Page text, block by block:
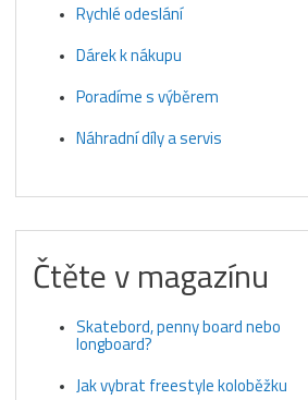
Rychlé odeslání
Dárek k nákupu
Poradíme s výběrem
Náhradní díly a servis
Čtěte v magazínu
Skatebord, penny board nebo
longboard?
Jak vybrat freestyle koloběžku